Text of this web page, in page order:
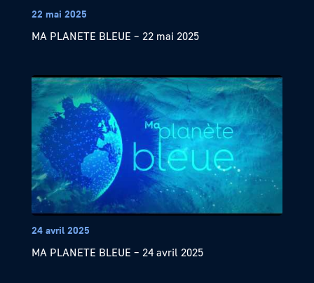
22 mai 2025
MA PLANETE BLEUE – 22 mai 2025
24 avril 2025
MA PLANETE BLEUE – 24 avril 2025